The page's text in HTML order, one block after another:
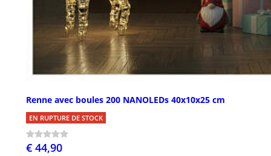
Renne avec boules 200 NANOLEDs 40x10x25 cm
EN RUPTURE DE STOCK
€ 44,90